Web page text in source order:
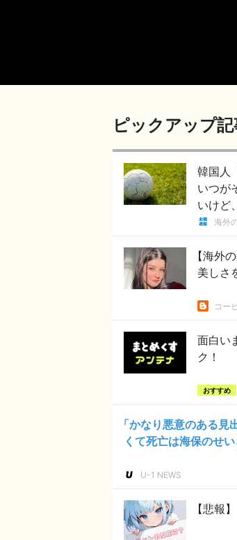
ピックアップ
韓国人
いつが
いけど
海外
【海外
美しさ
コー
面白い
ク！
おすすめ
「かなり悪意のある
くて死亡は海保のせ
U-1 NEWS
【悲報